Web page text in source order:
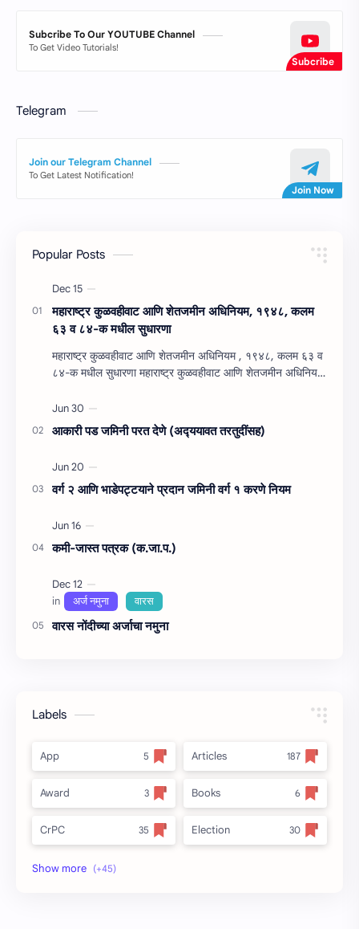
Subcribe To Our YOUTUBE Channel
To Get Video Tutorials!
Telegram
Join our Telegram Channel
To Get Latest Notification!
Popular Posts
महाराष्‍ट्र कुळवहीवाट आणि शेतजमीन अधिनियम, १९४८, कलम
६३ व ८४-क मधील सुधारणा
महाराष्‍ट्र कुळवहीवाट आणि शेतजमीन अधिनियम , १९४८, कलम ६३ व
८४-क मधील सुधारणा महाराष्‍ट्र कुळवहीवाट आणि शेतजमीन अधिनियम
आकारी पड जमिनी परत देणे (अद्‍ययावत तरतुदींसह)
वर्ग २ आणि भाडेपट्टयाने प्रदान जमिनी वर्ग १ करणे नियम
कमी-जास्त पत्रक (क.जा.प.)
वारस नोंदीच्‍या अर्जाचा नमुना
Labels
App Articles
Award Books
CrPC Election
Forest